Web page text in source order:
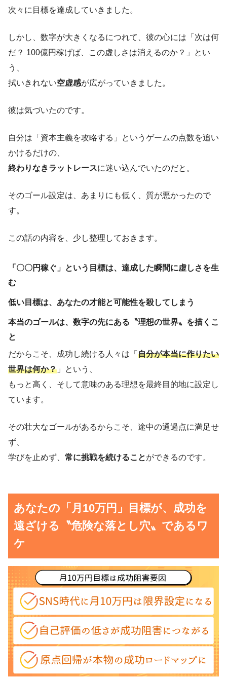
次々に目標を達成していきました。
しかし、数字が大きくなるにつれて、彼の心には「次は何
だ？ 100億円稼げば、この虚しさは消えるのか？」とい
う、
拭いきれない空虚感が広がっていきました。
彼は気づいたのです。
自分は「資本主義を攻略する」というゲームの点数を追い
かけるだけの、
終わりなきラットレースに迷い込んでいたのだと。
そのゴール設定は、あまりにも低く、質が悪かったので
す。
この話の内容を、少し整理しておきます。
「〇〇円稼ぐ」という目標は、達成した瞬間に虚しさを生
む
低い目標は、あなたの才能と可能性を殺してしまう
本当のゴールは、数字の先にある〝理想の世界〟を描くこ
と
だからこそ、成功し続ける人々は「 自分が本当に作りたい
世界は何か？ 」という、
もっと高く、そして意味のある理想を最終目的地に設定し
ています。
その壮大なゴールがあるからこそ、途中の通過点に満足せ
ず、
学びを止めず、 常に挑戦を続けることができるのです。
あなたの「月10万円」目標が、成功を
遠ざける〝危険な落とし穴〟であるワ
ケ